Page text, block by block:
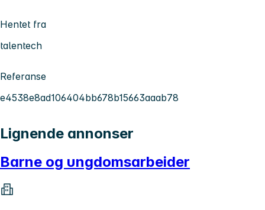
Hentet fra
talentech
Referanse
e4538e8ad106404bb678b15663aaab78
Lignende annonser
Barne og ungdomsarbeider